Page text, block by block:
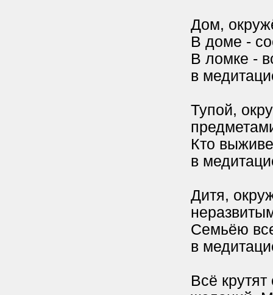
Дом,
В доме -
В ломке -
в
Тупой,
Кто
в
Дитя,
Семьёю
в
Всё